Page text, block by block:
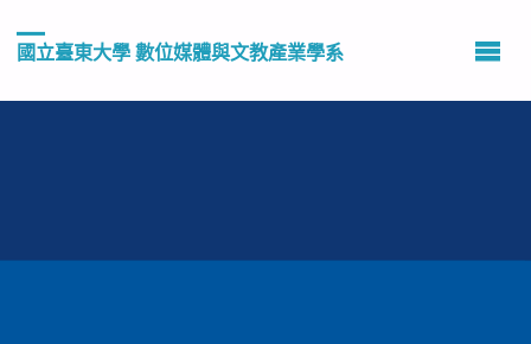
國立臺東大學 數位媒體與文教產業學系